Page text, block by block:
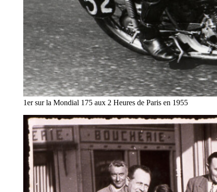
1er sur la Mondial 175 aux 2 Heures de Paris en 1955